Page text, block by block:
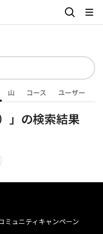
山 コース ユーザー
」の検索結果
ミュニティ キャンペーン